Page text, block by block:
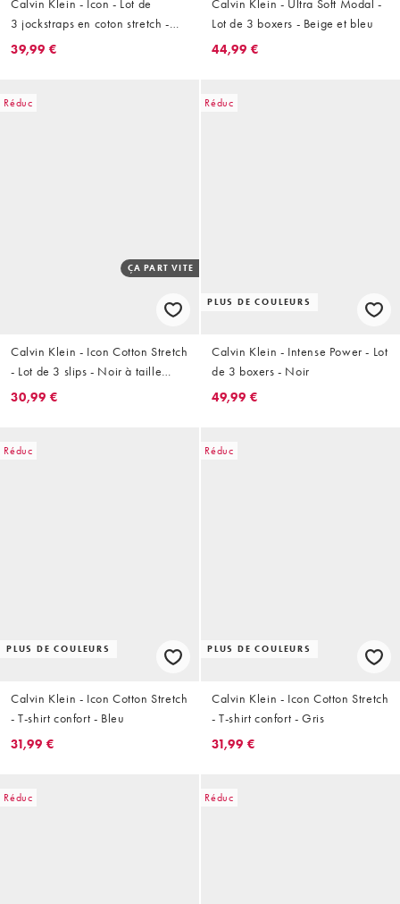
Calvin Klein - Icon - Lot de
3 jockstraps en coton stretch -
Noir
39,99 €
Calvin Klein - Ultra Soft Modal -
Lot de 3 boxers - Beige et bleu
44,99 €
Réduc
ÇA PART VITE
Calvin Klein - Icon Cotton Stretch
- Lot de 3 slips - Noir à taille
colorée
30,99 €
Réduc
PLUS DE COULEURS
Calvin Klein - Intense Power - Lot
de 3 boxers - Noir
49,99 €
Réduc
PLUS DE COULEURS
Calvin Klein - Icon Cotton Stretch
- T-shirt confort - Bleu
31,99 €
Réduc
PLUS DE COULEURS
Calvin Klein - Icon Cotton Stretch
- T-shirt confort - Gris
31,99 €
Réduc Réduc